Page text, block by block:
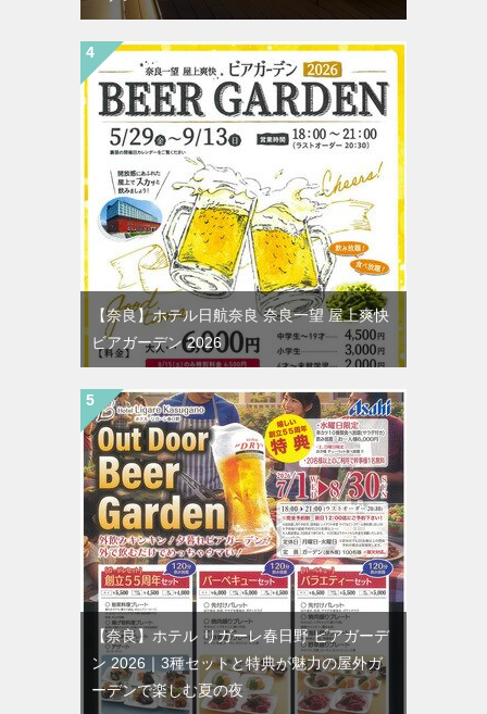
【奈良】ホテル日航奈良 奈良一望 屋上爽快
ビアガーデン 2026
【奈良】ホテル リガーレ春日野 ビアガーデ
ン 2026｜3種セットと特典が魅力の屋外ガ
ーデンで楽しむ夏の夜